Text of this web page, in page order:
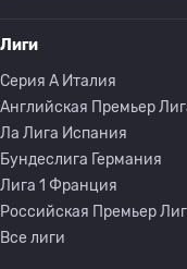
Лиги
Серия A Италия
Английская Премьер
Ла Лига Испания
Бундеслига Германия
Лига 1 Франция
Российская Премьер
Все лиги